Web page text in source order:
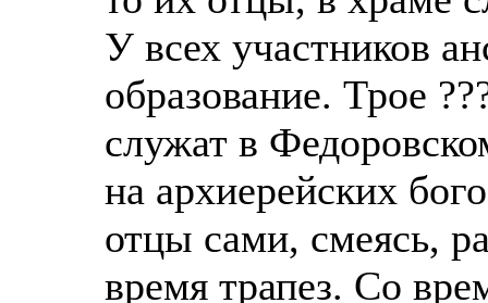
У всех участников
образование. Трое
служат в
на архиерейских
отцы сами, смеясь,
время трапез. Со